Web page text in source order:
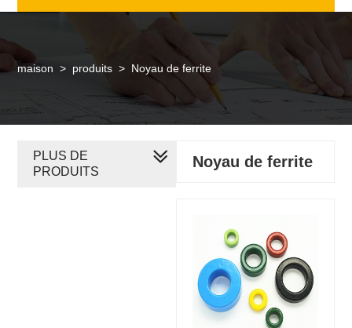
maison > produits > Noyau de ferrite
Noyau de ferrite
PLUS DE
PRODUITS